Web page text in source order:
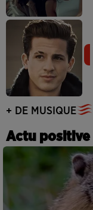
+ DE MUSIQUE
Actu positive